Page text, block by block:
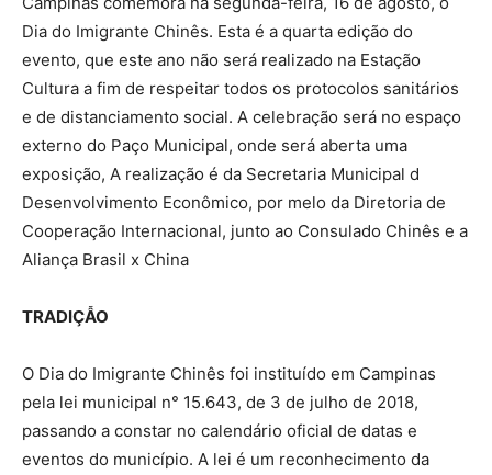
Dia do Imigrante Chinês. Esta é a quarta edição do
evento, que este ano não será realizado na Estação
Cultura a fim de respeitar todos os protocolos sanitários
e de distanciamento social. A celebração será no espaço
externo do Paço Municipal, onde será aberta uma
exposição, A realização é da Secretaria Municipal d
Desenvolvimento Econômico, por melo da Diretoria de
Cooperação Internacional, junto ao Consulado Chinês e a
Aliança Brasil x China
TRADIÇẪO
O Dia do Imigrante Chinês foi instituído em Campinas
pela lei municipal n° 15.643, de 3 de julho de 2018,
passando a constar no calendário oficial de datas e
eventos do município. A lei é um reconhecimento da